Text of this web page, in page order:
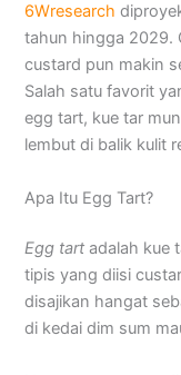
6Wresearch
tahun hingga 2029.
custard pun makin
Salah satu favorit
egg tart, kue tar
lembut di balik kulit
Apa Itu Egg Tart?
Egg tart adalah kue
tipis yang diisi
disajikan hangat
di kedai dim sum